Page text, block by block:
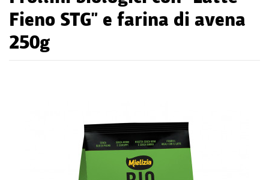
Fieno STG" e farina di avena
250g